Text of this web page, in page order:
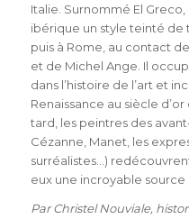
Italie. Surnommé El
ibérique un style teinté de
puis à Rome, au contact
et de Michel Ange. Il
dans l’histoire de l’art et
Renaissance au siècle
tard, les peintres des
Cézanne, Manet, les
surréalistes…)
eux une incroyable source
Par Christel Nouviale,